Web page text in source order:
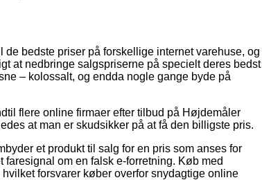
de bedste priser på forskellige internet varehuse, og
at nedbringe salgspriserne på specielt deres bedst
– kolossalt, og endda nogle gange byde på
flere online firmaer efter tilbud på Højdemåler
at man er skudsikker på at få den billigste pris.
et produkt til salg for en pris som anses for
om en falsk e-forretning. Køb med
forsvarer køber overfor snydagtige online